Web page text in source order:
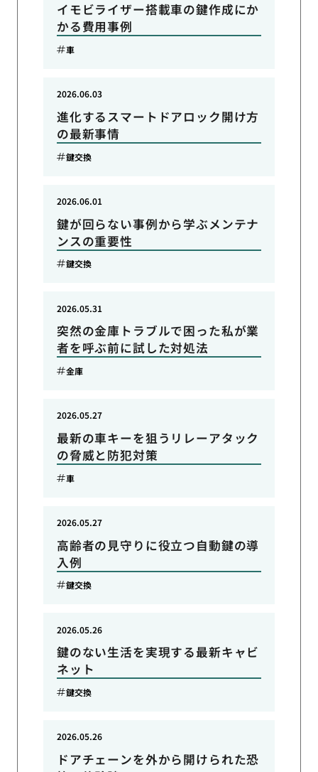
イモビライザー搭載車の鍵作成にか
かる費用事例
車
進化するスマートドアロック開け方
の最新事情
2026.06.03
鍵交換
鍵が回らない事例から学ぶメンテナ
ンスの重要性
2026.06.01
鍵交換
突然の金庫トラブルで困った私が業
者を呼ぶ前に試した対処法
2026.05.31
金庫
最新の車キーを狙うリレーアタック
の脅威と防犯対策
2026.05.27
車
高齢者の見守りに役立つ自動鍵の導
入例
2026.05.27
鍵交換
鍵のない生活を実現する最新キャビ
ネット
2026.05.26
鍵交換
ドアチェーンを外から開けられた恐
2026.05.26